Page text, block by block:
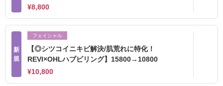
¥8,800
新
規
フェイシャル
【◎シツコイニキビ解決/肌荒れに特化！
REVI×OHLハブピリング】15800→10800
¥10,800